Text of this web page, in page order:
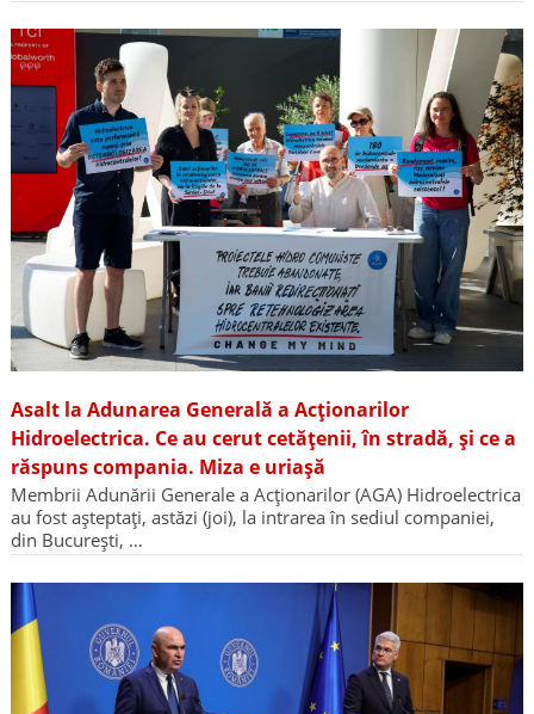
Asalt la Adunarea Generală a Acționarilor
Hidroelectrica. Ce au cerut cetățenii, în stradă, și ce a
răspuns compania. Miza e uriașă
Membrii Adunării Generale a Acționarilor (AGA) Hidroelectrica
au fost așteptați, astăzi (joi), la intrarea în sediul companiei,
din București, …